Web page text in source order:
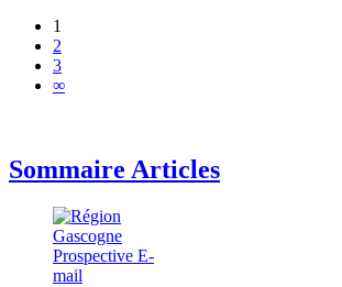
1
2
3
∞
Sommaire Articles